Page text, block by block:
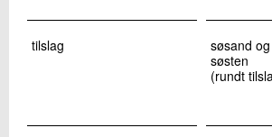
tilslag
søsand og
søsten
(rundt